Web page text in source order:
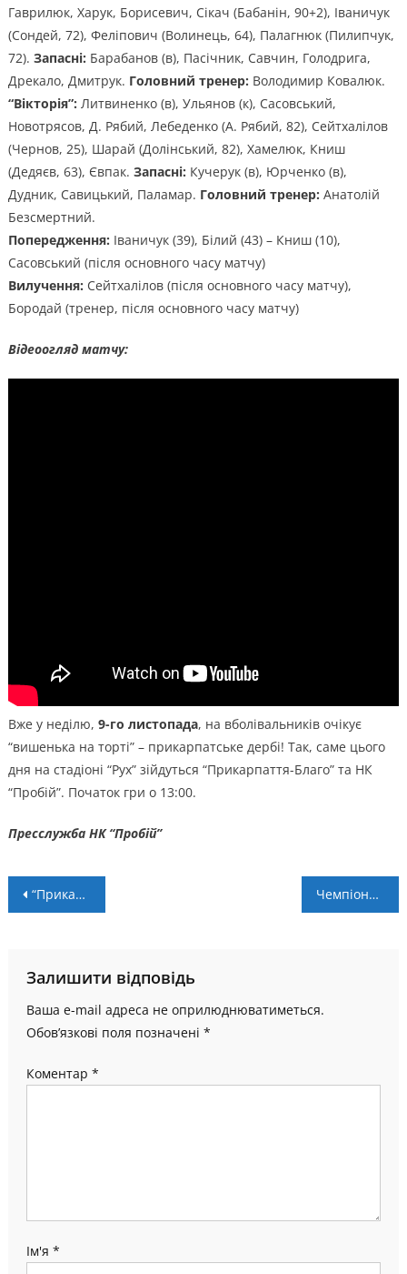
Гаврилюк, Харук, Борисевич, Сікач (Бабанін, 90+2), Іваничук
(Сондей, 72), Феліпович (Волинець, 64), Палагнюк (Пилипчук,
72). Запасні: Барабанов (в), Пасічник, Савчин, Голодрига,
Дрекало, Дмитрук. Головний тренер: Володимир Ковалюк.
“Вікторія”: Литвиненко (в), Ульянов (к), Сасовський,
Новотрясов, Д. Рябий, Лебеденко (А. Рябий, 82), Сейтхалілов
(Чернов, 25), Шарай (Долінський, 82), Хамелюк, Книш
(Дедяєв, 63), Євпак. Запасні: Кучерук (в), Юрченко (в),
Дудник, Савицький, Паламар. Головний тренер: Анатолій
Безсмертний.
Попередження: Іваничук (39), Білий (43) – Книш (10),
Сасовський (після основного часу матчу)
Вилучення: Сейтхалілов (після основного часу матчу),
Бородай (тренер, після основного часу матчу)
Відеоогляд матчу:
Вже у неділю, 9-го листопада, на вболівальників очікує
“вишенька на торті” – прикарпатське дербі! Так, саме цього
дня на стадіоні “Рух” зійдуться “Прикарпаття-Благо” та НК
“Пробій”. Початок гри о 13:00.
Пресслужба НК “Пробій”
Навігація
“Прикарпаття-Благо” – “Інгулець” – 0:2 Чемпіонат WBL в Івано-Франківську: перемоги “Еспади” та “Академії Говерли”
Залишити відповідь
Ваша e-mail адреса не оприлюднюватиметься.
Обов’язкові поля позначені *
Коментар *
Ім'я *